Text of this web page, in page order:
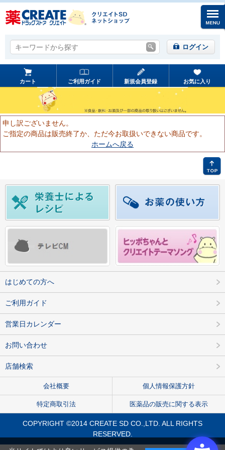
キーワードから探す
キーワードから探す ログイン
カート ご利用ガイド 新規会員登録 お気に入り
申し訳ございません。
ご指定の商品は販売終了か、ただ今お取扱いできない商品です。
ホームへ戻る
はじめての方へ
ご利用ガイド
営業日カレンダー
お問い合わせ
店舗検索
会社概要 個人情報保護方針
特定商取引法 医薬品の販売に関する表示
COPYRIGHT ©2014 CREATE SD CO.,LTD. ALL RIGHTS
RESERVED.